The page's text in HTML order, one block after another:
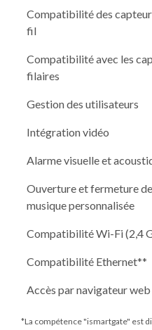
Compatibilité des
fil
Compatibilité avec les
filaires
Gestion des utilisateurs
Intégration vidéo
Alarme visuelle et
Ouverture et fermeture
musique personnalisée
Compatibilité Wi-Fi (2,4
Compatibilité Ethernet**
Accès par navigateur web
*La compétence "ismartgate" est